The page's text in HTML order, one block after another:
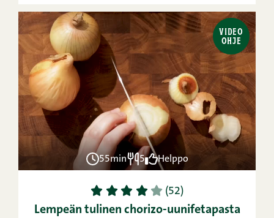
VIDEO
OHJE
55min 5 Helppo
1 2 3 4 5 (52)
Lempeän tulinen chorizo-uunifetapasta